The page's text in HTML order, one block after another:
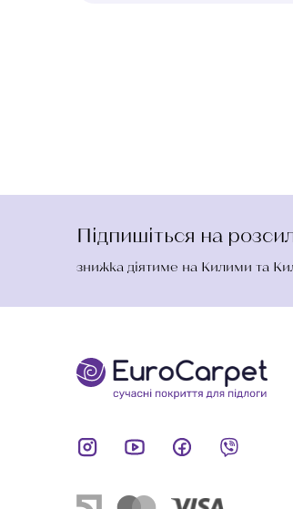
Підпишіться на
знижка діятиме на Килими та